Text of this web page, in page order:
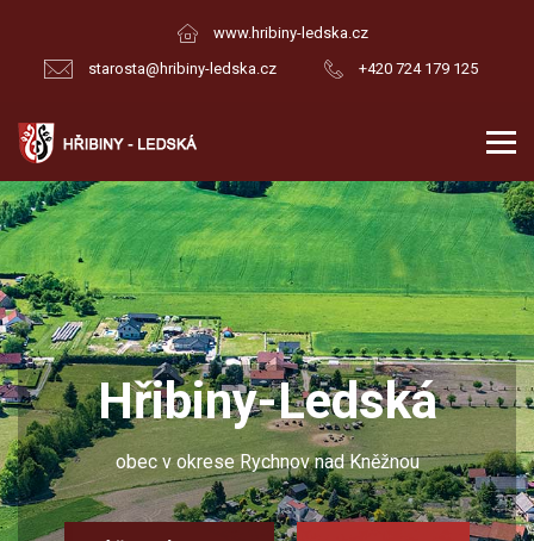
www.hribiny-ledska.cz
starosta@hribiny-ledska.cz
+420 724 179 125
Ledská